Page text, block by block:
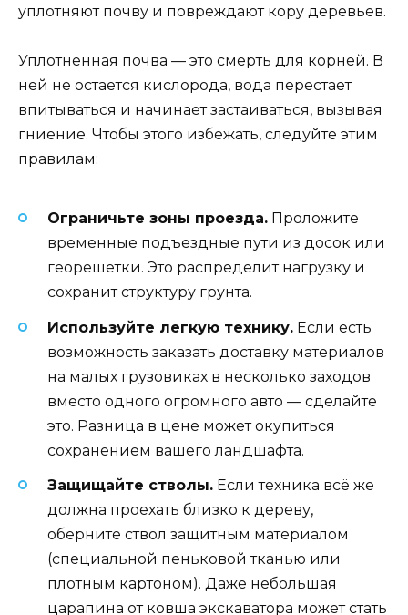
уплотняют почву и повреждают кору деревьев.
Уплотненная почва — это смерть для корней. В
ней не остается кислорода, вода перестает
впитываться и начинает застаиваться, вызывая
гниение. Чтобы этого избежать, следуйте этим
правилам:
Ограничьте зоны проезда. Проложите
временные подъездные пути из досок или
георешетки. Это распределит нагрузку и
сохранит структуру грунта.
Используйте легкую технику. Если есть
возможность заказать доставку материалов
на малых грузовиках в несколько заходов
вместо одного огромного авто — сделайте
это. Разница в цене может окупиться
сохранением вашего ландшафта.
Защищайте стволы. Если техника всё же
должна проехать близко к дереву,
оберните ствол защитным материалом
(специальной пеньковой тканью или
плотным картоном). Даже небольшая
царапина от ковша экскаватора может стать